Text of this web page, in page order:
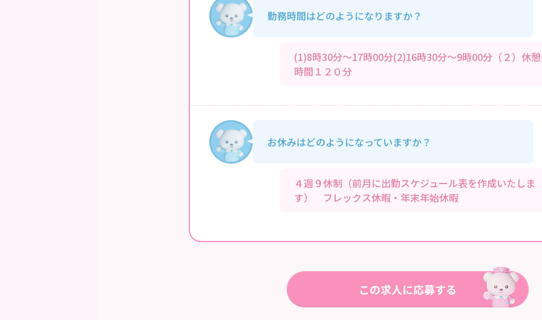
勤務時間はどのようになりますか？
(1)8時30分～17時00分(2)16時30分～9時00分（２）休憩
時間１２０分
お休みはどのようになっていますか？
４週９休制（前月に出勤スケジュール表を作成いたしま
す） フレックス休暇・年末年始休暇